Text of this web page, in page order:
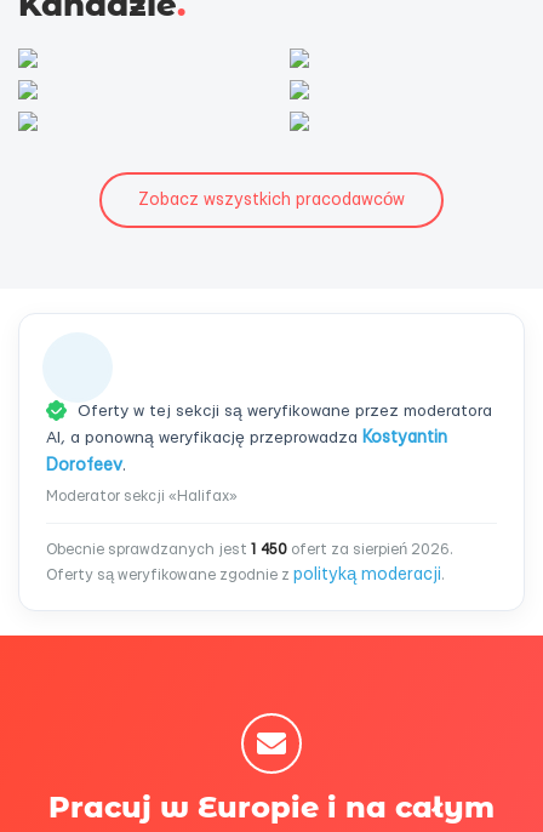
Zobacz wszystkich pracodawców
Oferty w tej sekcji są weryfikowane przez moderatora
AI, a ponowną weryfikację przeprowadza Kostyantin
Dorofeev.
Moderator sekcji «Halifax»
Obecnie sprawdzanych jest 1 450 ofert za sierpień 2026.
Oferty są weryfikowane zgodnie z polityką moderacji.
Pracuj w Europie i na całym